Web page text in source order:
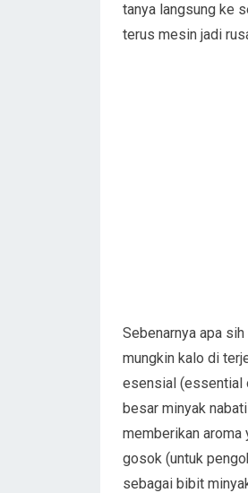
tanya langsung ke
terus mesin jadi
Sebenarnya apa
mungkin kalo di
esensial (essential
besar minyak
memberikan aroma
gosok (untuk
sebagai bibit